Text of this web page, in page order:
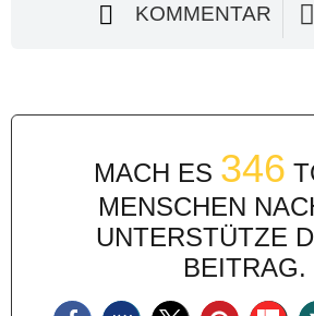
KOMMENTAR
MACH ES 346
MENSCHEN
UNTERSTÜTZE
BEITRAG.